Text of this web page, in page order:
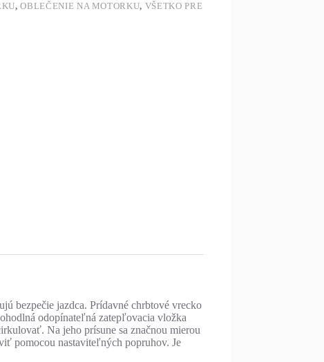
,OBLEČENIE NA MOTORKU, VŠETKO PRE
bezpečie jazdca. Prídavné chrbtové vrecko
odopínateľná zatepľovacia vložka
Na jeho prísune sa značnou mierou
pomocou nastaviteľných popruhov. Je